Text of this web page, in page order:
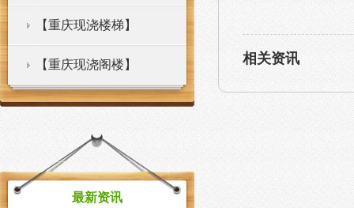
【重庆现浇楼梯】
【重庆现浇阁楼】
最新资讯
相关资讯